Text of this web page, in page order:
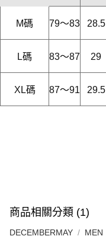
M碼 79～83 28.5
L碼 83～87 29
XL碼 87～91 29.5
商品相關分類 (1)
DECEMBERMAY MEN